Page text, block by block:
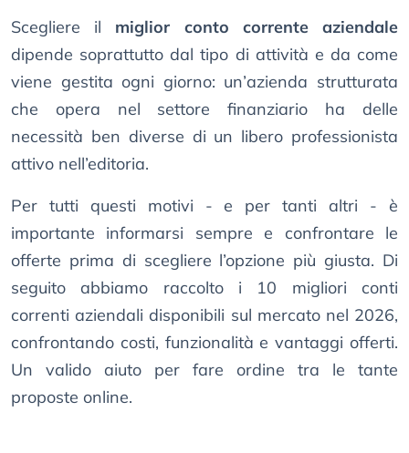
Scegliere il miglior conto corrente aziendale
dipende soprattutto dal tipo di attività e da come
viene gestita ogni giorno: un’azienda strutturata
che opera nel settore finanziario ha delle
necessità ben diverse di un libero professionista
attivo nell’editoria.
Per tutti questi motivi - e per tanti altri - è
importante informarsi sempre e confrontare le
offerte prima di scegliere l’opzione più giusta. Di
seguito abbiamo raccolto i 10 migliori conti
correnti aziendali disponibili sul mercato nel 2026,
confrontando costi, funzionalità e vantaggi offerti.
Un valido aiuto per fare ordine tra le tante
proposte online.